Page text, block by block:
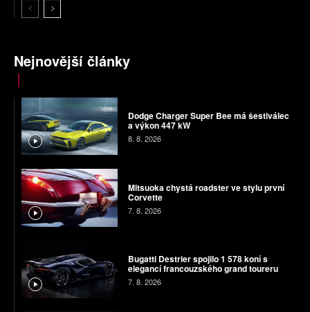
Nejnovější články
Dodge Charger Super Bee má šestiválec
a výkon 447 kW
8. 8. 2026
Mitsuoka chystá roadster ve stylu první
Corvette
7. 8. 2026
Bugatti Destrier spojilo 1 578 koní s
elegancí francouzského grand toureru
7. 8. 2026